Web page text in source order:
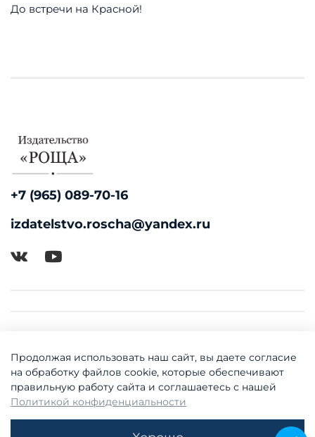
До встречи на Красной!
+7 (965) 089-70-16
izdatelstvo.roscha@yandex.ru
Продолжая использовать наш сайт, вы даете согласие
на обработку файлов cookie, которые обеспечивают
правильную работу сайта и соглашаетесь с нашей
Политикой конфиденциальности